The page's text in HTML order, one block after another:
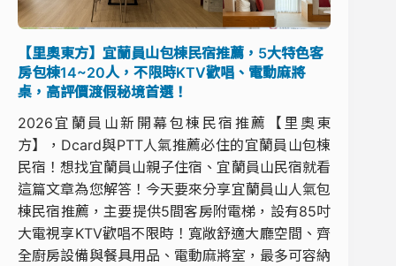
【里奧東方】宜蘭員山包棟民宿推薦，5大特色客
房包棟14~20人，不限時KTV歡唱、電動麻將
桌，高評價渡假秘境首選！
2026宜蘭員山新開幕包棟民宿推薦【里奧東
方】，Dcard與PTT人氣推薦必住的宜蘭員山包棟
民宿！想找宜蘭員山親子住宿、宜蘭員山民宿就看
這篇文章為您解答！今天要來分享宜蘭員山人氣包
棟民宿推薦，主要提供5間客房附電梯，設有85吋
大電視享KTV歡唱不限時！寬敞舒適大廳空間、齊
全廚房設備與餐具用品、電動麻將室，最多可容納